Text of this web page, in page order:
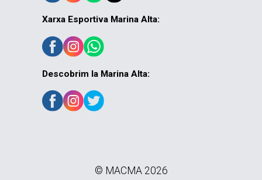
Xarxa Esportiva Marina Alta:
Descobrim la Marina Alta:
© MACMA 2026